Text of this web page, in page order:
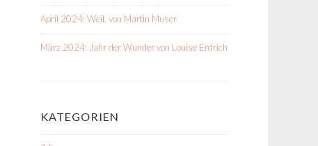
April 2024: Weil. von Martin Muser
März 2024: Jahr der Wunder von Louise Erdrich
KATEGORIEN